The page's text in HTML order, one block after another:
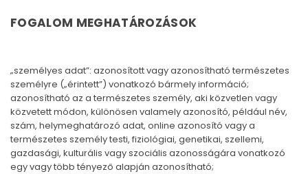
FOGALOM MEGHATÁROZÁSOK
„személyes adat”: azonosított vagy azonosítható természetes
személyre („érintett”) vonatkozó bármely információ;
azonosítható az a természetes személy, aki közvetlen vagy
közvetett módon, különösen valamely azonosító, például név,
szám, helymeghatározó adat, online azonosító vagy a
természetes személy testi, fiziológiai, genetikai, szellemi,
gazdasági, kulturális vagy szociális azonosságára vonatkozó
egy vagy több tényező alapján azonosítható;